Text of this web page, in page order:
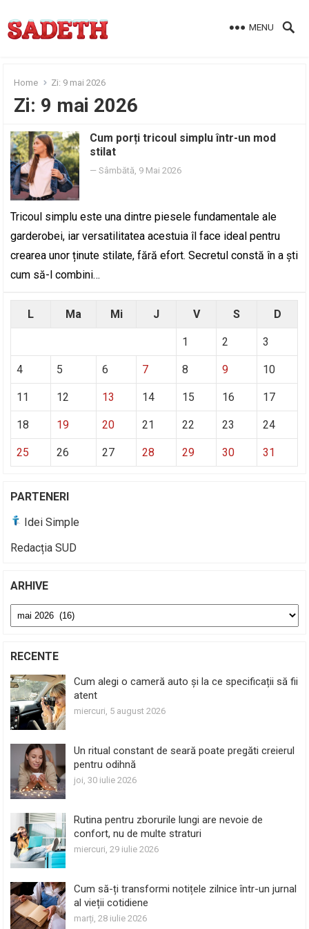
MENU
Home Zi: 9 mai 2026
Zi: 9 mai 2026
Cum porți tricoul simplu într-un mod
stilat
—Sâmbătă, 9 Mai 2026
Tricoul simplu este una dintre piesele fundamentale ale
garderobei, iar versatilitatea acestuia îl face ideal pentru
crearea unor ținute stilate, fără efort. Secretul constă în a ști
cum să-l combini…
L Ma Mi J V S D
1 2 3
4 5 6 7 8 9 10
11 12 13 14 15 16 17
18 19 20 21 22 23 24
25 26 27 28 29 30 31
PARTENERI
Idei Simple
Redacția SUD
ARHIVE
Arhive
RECENTE
Cum alegi o cameră auto și la ce specificații să fii
atent
miercuri, 5 august 2026
Un ritual constant de seară poate pregăti creierul
pentru odihnă
joi, 30 iulie 2026
Rutina pentru zborurile lungi are nevoie de
confort, nu de multe straturi
miercuri, 29 iulie 2026
Cum să-ți transformi notițele zilnice într-un jurnal
al vieții cotidiene
marți, 28 iulie 2026